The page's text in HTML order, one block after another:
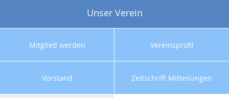
Unser Verein
Mitglied werden Vereinsprofil
Vorstand Zeitschrift Mitteilungen